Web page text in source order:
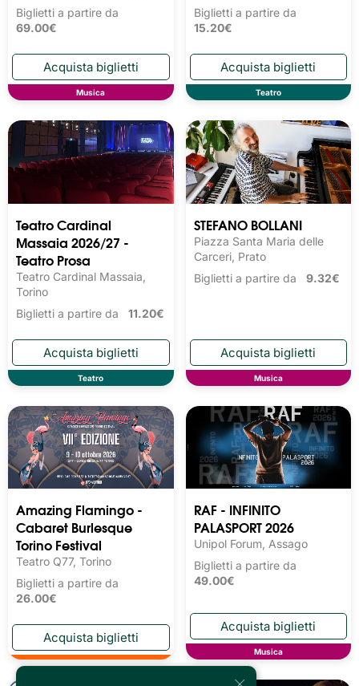
Biglietti a partire da
69.00€
Musica
Biglietti a partire da
15.20€
Teatro
Teatro Cardinal
Massaia 2026/27 -
Teatro Prosa
Teatro Cardinal Massaia,
Torino
Biglietti a partire da 11.20€
Teatro
STEFANO BOLLANI
Piazza Santa Maria delle
Carceri, Prato
Biglietti a partire da 9.32€
Musica
Amazing Flamingo -
Cabaret Burlesque
Torino Festival
Teatro Q77, Torino
Biglietti a partire da
26.00€
RAF - INFINITO
PALASPORT 2026
Unipol Forum, Assago
Biglietti a partire da
49.00€
Musica